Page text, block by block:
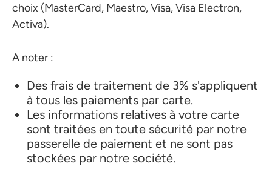
choix (MasterCard, Maestro, Visa, Visa Electron,
Activa).
A noter :
Des frais de traitement de 3% s'appliquent
à tous les paiements par carte.
Les informations relatives à votre carte
sont traitées en toute sécurité par notre
passerelle de paiement et ne sont pas
stockées par notre société.